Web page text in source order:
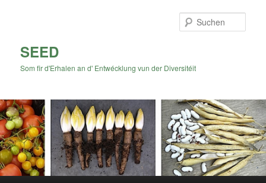
SEED
Som fir d'Erhalen an d' Entwécklung vun der Diversitéit